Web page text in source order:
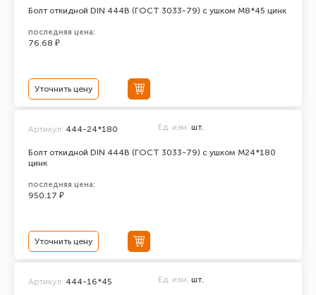
Болт откидной DIN 444В (ГОСТ 3033-79) с ушком М8*45 цинк
последняя цена:
76.68 ₽
Уточнить цену
Болт откидной DIN 444В (ГОСТ 3033-79) с ушком М24*180
цинк
Артикул: 444-24*180 Ед. изм. шт.
последняя цена:
950.17 ₽
Уточнить цену
Артикул: 444-16*45 Ед. изм. шт.